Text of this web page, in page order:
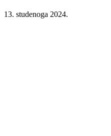
13. studenoga 2024.